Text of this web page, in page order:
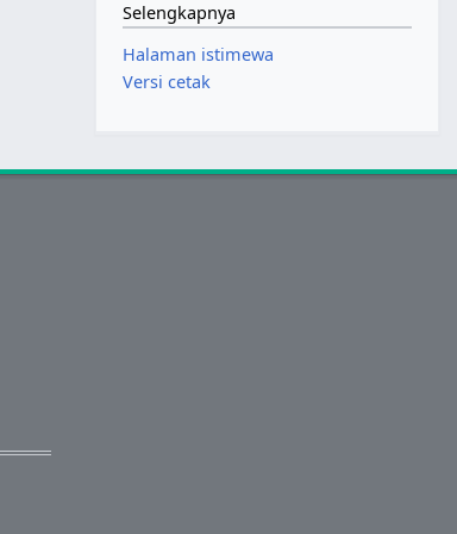
Selengkapnya
Halaman istimewa
Versi cetak